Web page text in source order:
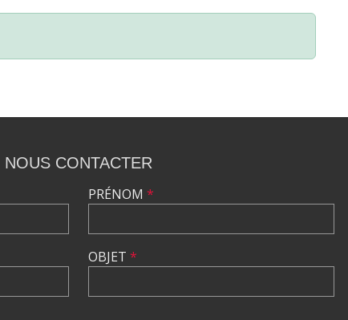
NOUS CONTACTER
PRÉNOM *
OBJET *